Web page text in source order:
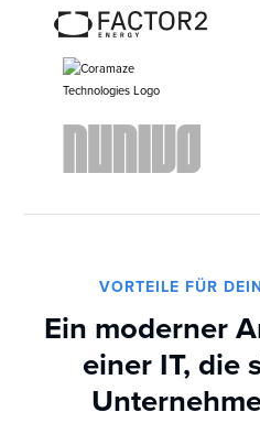
VORTEILE FÜR
Ein moderner
einer IT, die